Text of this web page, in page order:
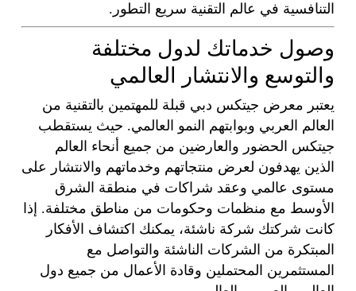
التنافسية في عالم التقنية سريع التطور.
وصول خدماتك لدول مختلفة
والتوسع والانتشار العالمي
يعتبر معرض جيتكس دبي قبلة للمهتمين بالتقنية من
العالم العربي وبوابتهم النمو العالمي. حيث يستقطب
جيتكس الحضور والعارضين من جميع أنحاء العالم
الذين يهدفون لعرض منتجاتهم وخدماتهم والانتشار على
مستوى عالمي وعقد شراكات في منطقة الشرق
الأوسط مع منظمات وحكومات من مناطق مختلفة. إذا
كانت شركتك شركة ناشئة، يمكنك اكتشاف الأفكار
المبتكرة من الشركات الناشئة والتواصل مع
المستثمرين المحتملين وقادة الأعمال من جميع دول